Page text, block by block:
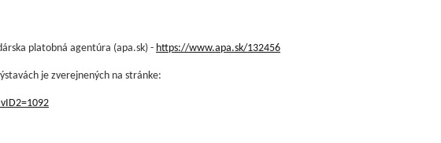
platobná agentúra (apa.sk) - https://www.apa.sk/132456
je zverejnených na stránke: